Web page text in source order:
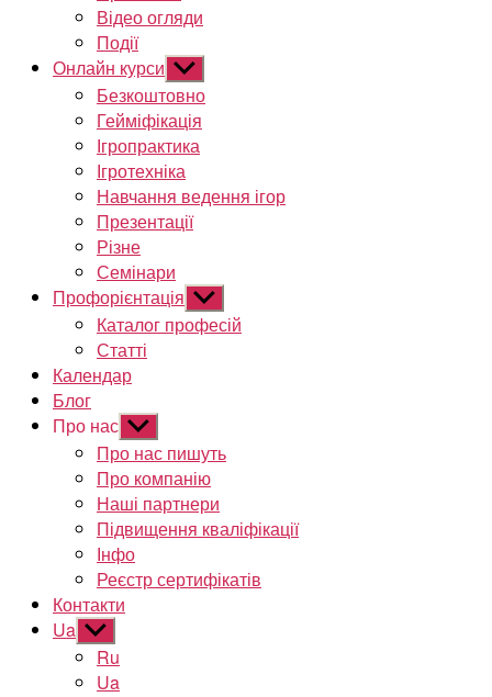
Відео огляди
Події
Онлайн курси Показати
підменю
Безкоштовно
Гейміфікація
Ігропрактика
Ігротехніка
Навчання ведення ігор
Презентації
Різне
Семінари
Профорієнтація Показати
підменю
Каталог професій
Статті
Календар
Блог
Про нас Показати
підменю
Про нас пишуть
Про компанію
Наші партнери
Підвищення кваліфікації
Інфо
Реєстр сертифікатів
Контакти
Ua Показати
підменю
Ru
Ua